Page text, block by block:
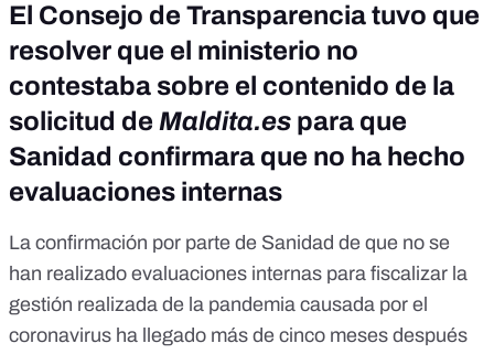
El Consejo de Transparencia tuvo que
resolver que el ministerio no
contestaba sobre el contenido de la
solicitud de Maldita.es para que
Sanidad confirmara que no ha hecho
evaluaciones internas
La confirmación por parte de Sanidad de que no se
han realizado evaluaciones internas para fiscalizar la
gestión realizada de la pandemia causada por el
coronavirus ha llegado más de cinco meses después